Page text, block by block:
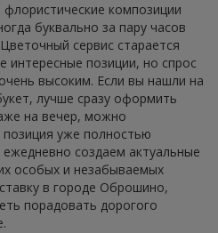
композиции
буквально за пару часов
сервис старается
интересные позиции, но спрос
высоким. Если вы нашли на
лучше сразу оформить
на вечер, можно
позиция уже полностью
создаем актуальные
особых и незабываемых
в городе Оброшино,
порадовать дорогого